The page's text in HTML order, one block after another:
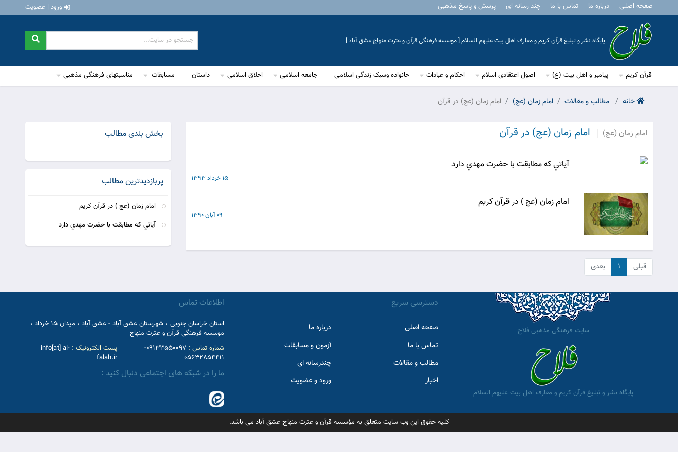
صفحه اصلی درباره ما تماس با ما چند رسانه ای پرسش و پاسخ مذهبی ورود | عضویت
پایگاه نشر و تبلیغ قرآن کریم و معارف اهل بیت علیهم السلام [ موسسه فرهنگی قرآن و عترت منهاج عشق آباد ]
قرآن کریم پیامبر و اهل بیت (ع) اصول اعتقادی اسلام احکام و عبادات خانواده وسبک زندگی اسلامی جامعه اسلامی اخلاق اسلامی داستان مسابقات مناسبتهای فرهنگی مذهبی
خانه مطالب و مقالات امام زمان (عج) امام زمان (عج) در قرآن
امام زمان (عج) امام زمان (عج) در قرآن
آياتي که مطابقت با حضرت مهدي دارد
15 خرداد 1393
امام زمان (عج ) در قرآن کریم
09 آبان 1390
قبلی ۱ بعدی
بخش بندی مطالب
پربازدیدترین مطالب
امام زمان (عج ) در قرآن کریم
آياتي که مطابقت با حضرت مهدي دارد
سایت فرهنگی مذهبی فلاح
پایگاه نشر و تبلیغ قرآن کریم و معارف اهل بیت علیهم السلام
دسترسی سریع
صفحه اصلی
درباره ما
تماس با ما
آزمون و مسابقات
مطالب و مقالات
چندرسانه ای
اخبار
ورود و عضویت
اطلاعات تماس
استان خراسان جنوبی ، شهرستان عشق آباد - عشق آباد ، میدان 15 خرداد ،
موسسه فرهنگی قرآن و عترت منهاج
شماره تماس :
09133550097-
05632854411
پست الکترونیک : info[at] al-
falah.ir
ما را در شبکه های اجتماعی دنبال کنید :
کلیه حقوق این وب سایت متعلق به مؤسسه قرآن و عترت منهاج عشق آباد می باشد.